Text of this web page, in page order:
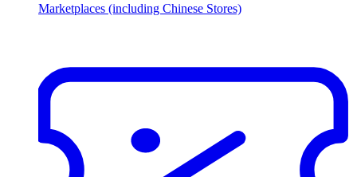
Marketplaces (including Chinese Stores)